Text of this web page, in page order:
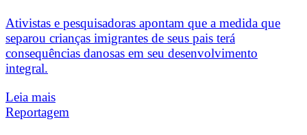
Ativistas e pesquisadoras apontam que a medida que
separou crianças imigrantes de seus pais terá
consequências danosas em seu desenvolvimento
integral.
Leia mais
Reportagem